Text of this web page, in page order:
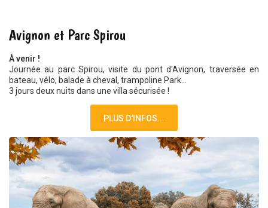
Avignon et Parc Spirou
À venir !
Journée au parc Spirou, visite du pont d'Avignon, traversée en
bateau, vélo, balade à cheval, trampoline Park...
3 jours deux nuits dans une villa sécurisée !
PLUS D'INFOS...